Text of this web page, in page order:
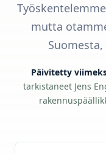
mutta
Päivitetty
tarkistaneet Jens